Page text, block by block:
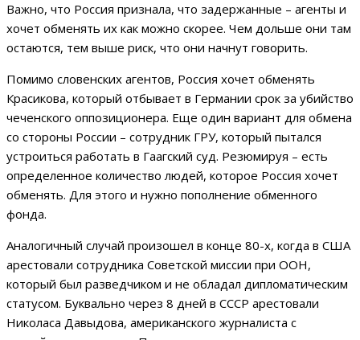
Важно, что Россия признала, что задержанные – агенты и
хочет обменять их как можно скорее. Чем дольше они там
остаются, тем выше риск, что они начнут говорить.
Помимо словенских агентов, Россия хочет обменять
Красикова, который отбывает в Германии срок за убийство
чеченского оппозиционера. Еще один вариант для обмена
со стороны России – сотрудник ГРУ, который пытался
устроиться работать в Гаагский суд. Резюмируя – есть
определенное количество людей, которое Россия хочет
обменять. Для этого и нужно пополнение обменного
фонда.
Аналогичный случай произошел в конце 80-х, когда в США
арестовали сотрудника Советской миссии при ООН,
который был разведчиком и не обладал дипломатическим
статусом. Буквально через 8 дней в СССР арестовали
Николаса Давыдова, американского журналиста с